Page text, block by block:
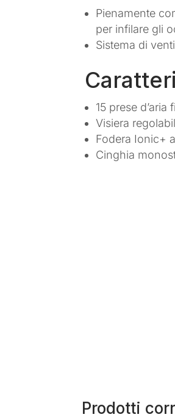
Pienamente
per infilare gli
Sistema di
15 prese
Visiera
Fodera Ionic+
Cinghia
Prodotti